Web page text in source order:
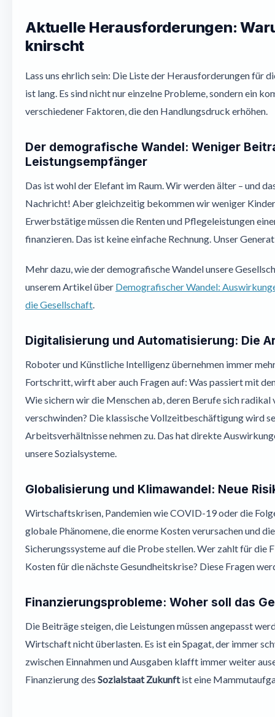
Aktuelle Herausforderungen:
knirscht
Lass uns ehrlich sein: Die Liste der Herausforderungen für
ist lang. Es sind nicht nur einzelne Probleme, sondern ein
verschiedener Faktoren, die den Handlungsdruck erhöhen.
Der demografische Wandel: Weniger
Leistungsempfänger
Das ist wohl der Elefant im Raum. Wir werden älter – und
Nachricht! Aber gleichzeitig bekommen wir weniger
Erwerbstätige müssen die Renten und Pflegeleistungen
finanzieren. Das ist keine einfache Rechnung. Unser
Mehr dazu, wie der demografische Wandel unsere
unserem Artikel über Demografischer Wandel:
die Gesellschaft.
Digitalisierung und Automatisierung: Die
Roboter und Künstliche Intelligenz übernehmen immer
Fortschritt, wirft aber auch Fragen auf: Was passiert mit
Wie sichern wir die Menschen ab, deren Berufe sich radikal
verschwinden? Die klassische Vollzeitbeschäftigung wird
Arbeitsverhältnisse nehmen zu. Das hat direkte
unsere Sozialsysteme.
Globalisierung und Klimawandel: Neue
Wirtschaftskrisen, Pandemien wie COVID-19 oder die
globale Phänomene, die enorme Kosten verursachen und
Sicherungssysteme auf die Probe stellen. Wer zahlt für
Kosten für die nächste Gesundheitskrise? Diese Fragen
Finanzierungsprobleme: Woher soll das
Die Beiträge steigen, die Leistungen müssen angepasst
Wirtschaft nicht überlasten. Es ist ein Spagat, der immer
zwischen Einnahmen und Ausgaben klafft immer weiter
Finanzierung des Sozialstaat Zukunftist eine